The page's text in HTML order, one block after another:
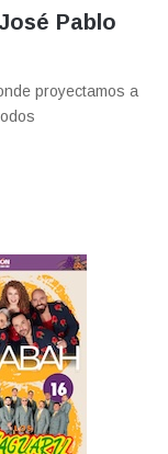
Pablo
proyectamos a